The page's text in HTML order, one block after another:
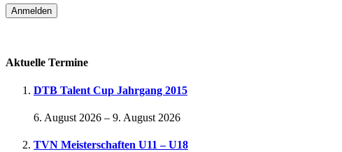
Aktuelle Termine
DTB Talent Cup Jahrgang 2015
6. August 2026 – 9. August 2026
TVN Meisterschaften U11 – U18